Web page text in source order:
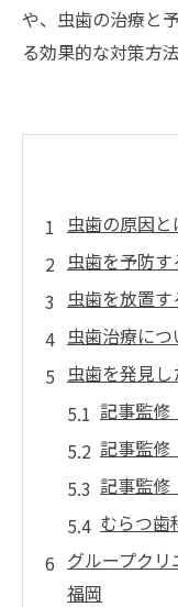
や、虫歯の治療と
る効果的な対策方
虫歯の原因と
虫歯を予防
虫歯を放置
虫歯治療に
虫歯を発見
記事監
記事監
記事監
むらつ歯
グループク
福岡